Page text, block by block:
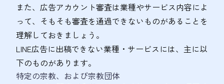
また、広告アカウント審査は業種やサービス内容によ
って、そもそも審査を通過できないものがあることを
理解しておきましょう。
LINE広告に出稿できない業種・サービスには、主に以
下のものがあります。
特定の宗教、および宗教団体